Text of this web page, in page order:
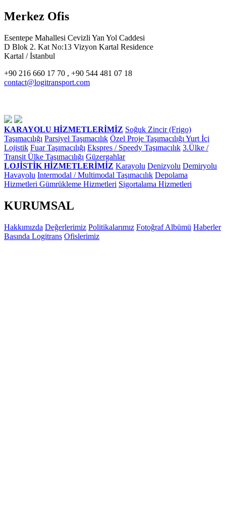
Merkez Ofis
Esentepe Mahallesi Cevizli Yan Yol Caddesi
D Blok 2. Kat No:13 Vizyon Kartal Residence
Kartal / İstanbul
+90 216 660 17 70 , +90 544 481 07 18
contact@logitransport.com
KARAYOLU HİZMETLERİMİZ Soğuk Zincir (Frigo)
Taşımacılığı Parsiyel Taşımacılık Özel Proje Taşımacılığı Yurt İçi
Lojistik Fuar Taşımacılığı Ekspres / Speedy Taşımacılık 3.Ülke /
Transit Ülke Taşımacılığı Güzergahlar
LOJİSTİK HİZMETLERİMİZ Karayolu Denizyolu Demiryolu
Havayolu Intermodal / Multimodal Taşımacılık Depolama
Hizmetleri Gümrükleme Hizmetleri Sigortalama Hizmetleri
KURUMSAL
Hakkımızda Değerlerimiz Politikalarımız Fotoğraf Albümü Haberler
Basında Logitrans Ofislerimiz